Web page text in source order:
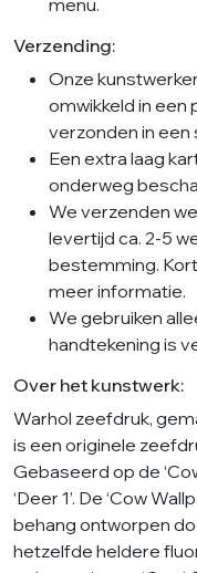
Verzending:
Onze
omwikkeld in een
verzonden in
Een extra laag
onderweg
We verzenden
levertijd ca. 2-5
bestemming.
meer informatie.
We gebruiken
handtekening is
Over het kunstwerk:
Warhol zeefdruk,
is een originele
Gebaseerd op de
‘Deer 1’. De ‘Cow
behang ontworpen
hetzelfde heldere